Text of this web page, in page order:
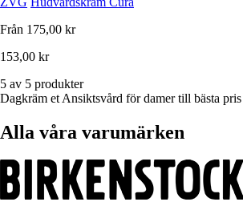
Från 175,00 kr
153,00 kr
5 av 5 produkter
Dagkräm et Ansiktsvård för damer till bästa pris
Alla våra varumärken